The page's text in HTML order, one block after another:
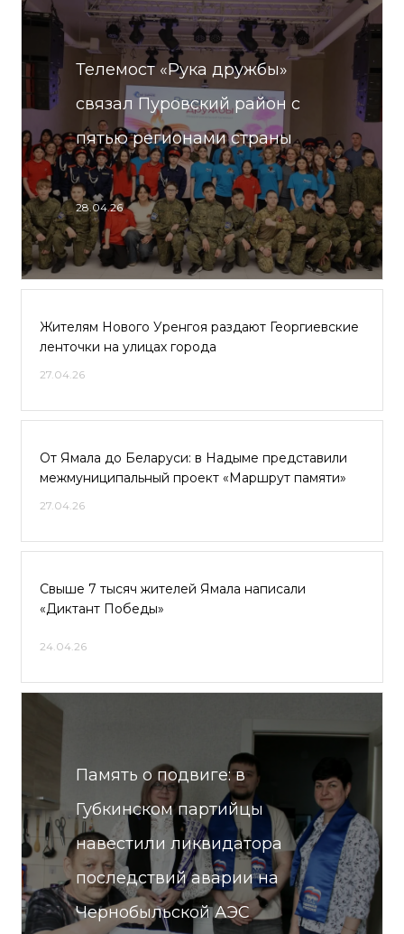
Телемост «Рука дружбы»
связал Пуровский район с
пятью регионами страны
28.04.26
Жителям Нового Уренгоя раздают Георгиевские
ленточки на улицах города
27.04.26
От Ямала до Беларуси: в Надыме представили
межмуниципальный проект «Маршрут памяти»
27.04.26
Свыше 7 тысяч жителей Ямала написали
«Диктант Победы»
24.04.26
Память о подвиге: в
Губкинском партийцы
навестили ликвидатора
последствий аварии на
Чернобыльской АЭС